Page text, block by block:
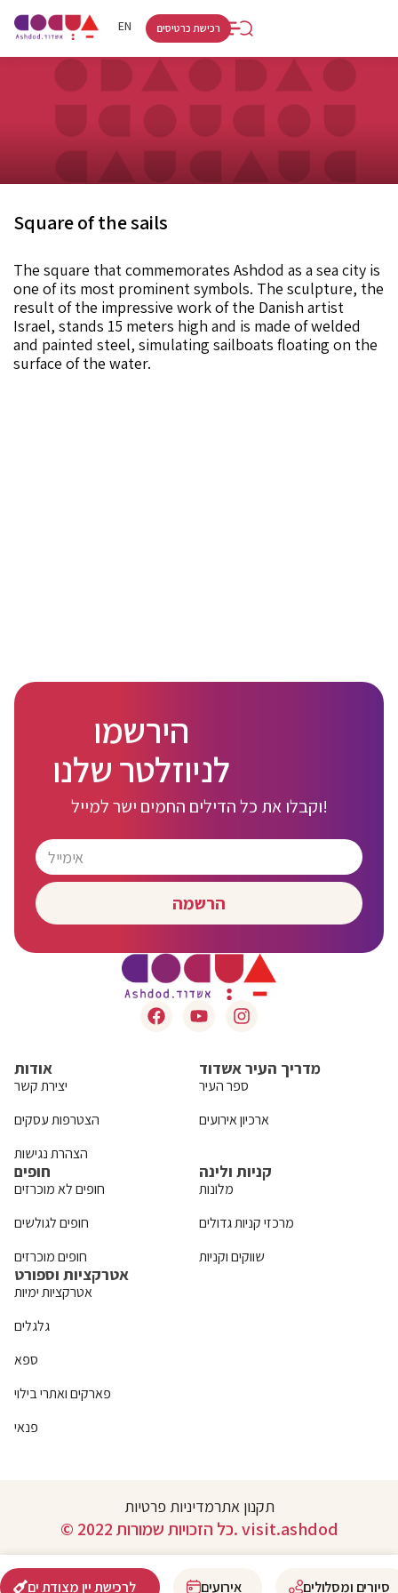
EN
HE
רכישת כרטיסים
Square of the sails
The square that commemorates Ashdod as a sea city is
one of its most prominent symbols. The sculpture, the
result of the impressive work of the Danish artist
Israel, stands 15 meters high and is made of welded
and painted steel, simulating sailboats floating on the
surface of the water.
הירשמו
לניוזלטר שלנו
וקבלו את כל הדילים החמים ישר למייל!
הרשמה
אודות
יצירת קשר
הצטרפות עסקים
הצהרת נגישות
מדריך העיר אשדוד
ספר העיר
ארכיון אירועים
חופים
חופים לא מוכרזים
חופים לגולשים
חופים מוכרזים
קניות ולינה
מלונות
מרכזי קניות גדולים
שווקים וקניות
אטרקציות וספורט
אטרקציות ימיות
גלגלים
ספא
פארקים ואתרי בילוי
פנאי
מדיניות פרטיותתקנון אתר
© 2022 כל הזכויות שמורות. visit.ashdod
לרכישת יין מצודת ים אירועים סיורים ומסלולים